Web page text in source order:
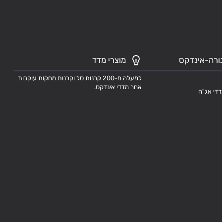
אינדקס
אג"ח
מוצרי מדד
למעלה מ-200 קרנות סל וקרנות מחקות עוקבות
אחר מדדי אינדקס.